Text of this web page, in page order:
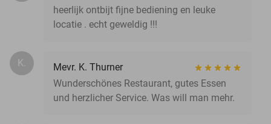
heerlijk ontbijt fijne bediening en leuke
locatie . echt geweldig !!!
K.
Mevr. K. Thurner
Wunderschönes Restaurant, gutes Essen
und herzlicher Service. Was will man mehr.